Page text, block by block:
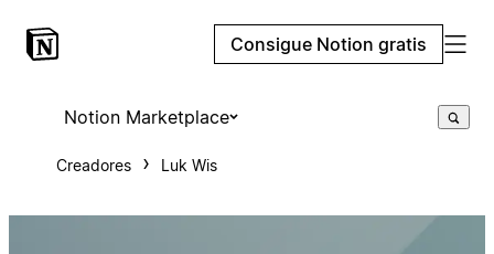
Consigue Notion gratis
Notion Marketplace
Creadores Luk Wis